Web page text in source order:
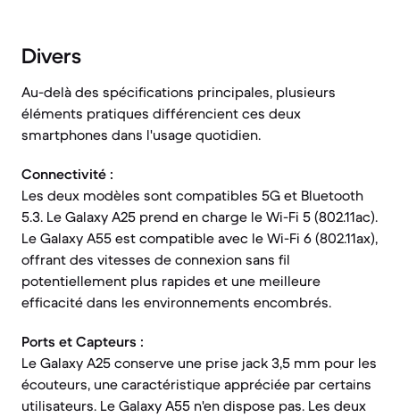
Divers
Au-delà des spécifications principales, plusieurs
éléments pratiques différencient ces deux
smartphones dans l'usage quotidien.
Connectivité :
Les deux modèles sont compatibles 5G et Bluetooth
5.3. Le Galaxy A25 prend en charge le Wi-Fi 5 (802.11ac).
Le Galaxy A55 est compatible avec le Wi-Fi 6 (802.11ax),
offrant des vitesses de connexion sans fil
potentiellement plus rapides et une meilleure
efficacité dans les environnements encombrés.
Ports et Capteurs :
Le Galaxy A25 conserve une prise jack 3,5 mm pour les
écouteurs, une caractéristique appréciée par certains
utilisateurs. Le Galaxy A55 n'en dispose pas. Les deux